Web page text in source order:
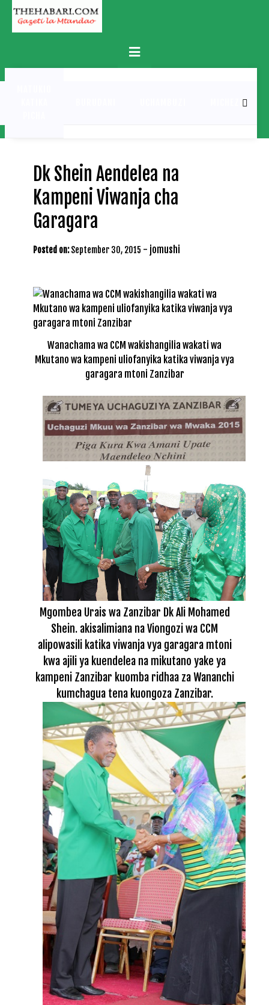
Skip
content
Primary
Menu
MICHEZO
Dk Shein Aendelea na
Kampeni Viwanja cha
Garagara
Posted on: September 30, 2015 - jomushi
Wanachama wa CCM wakishangilia wakati wa
Mkutano wa kampeni uliofanyika katika viwanja vya
garagara mtoni Zanzibar
Mgombea Urais wa Zanzibar Dk Ali Mohamed
Shein. akisalimiana na Viongozi wa CCM
alipowasili katika viwanja vya garagara mtoni
kwa ajili ya kuendelea na mikutano yake ya
kampeni Zanzibar kuomba ridhaa za Wananchi
kumchagua tena kuongoza Zanzibar.